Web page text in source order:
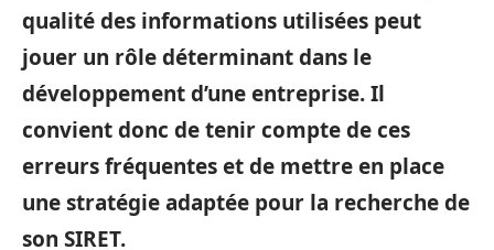
qualité des informations utilisées peut
jouer un rôle déterminant dans le
développement d’une entreprise. Il
convient donc de tenir compte de ces
erreurs fréquentes et de mettre en place
une stratégie adaptée pour la recherche de
son SIRET.